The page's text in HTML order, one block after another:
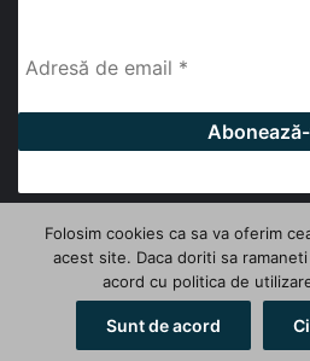
© Copyright 2026, All Rights
Folosim cookies ca sa va oferim
acest site. Daca doriti sa
acord cu politica de
Sunt de acord